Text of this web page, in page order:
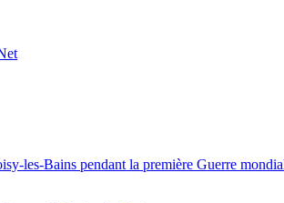
les-Bains pendant la première Guerre